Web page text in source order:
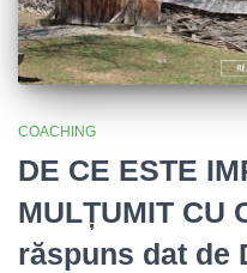
COACHING
DE CE ESTE
MULȚUMIT CU
răspuns dat de